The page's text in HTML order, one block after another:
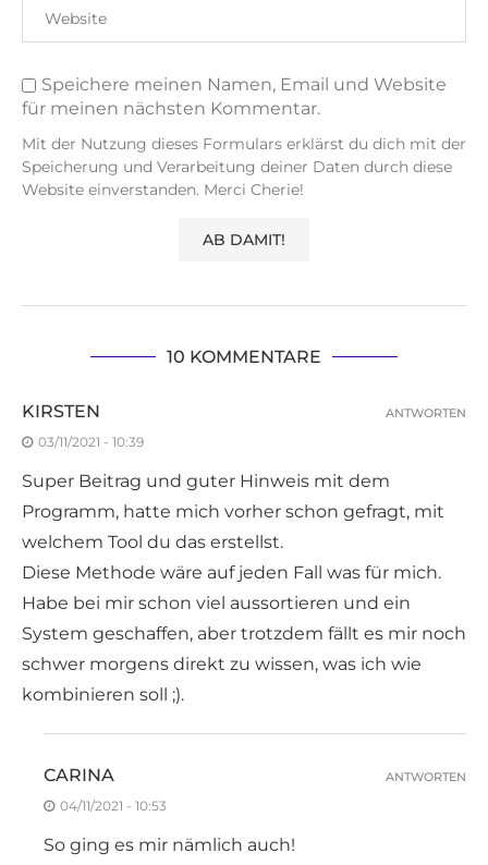
Speichere meinen Namen, Email und Website
für meinen nächsten Kommentar.
Mit der Nutzung dieses Formulars erklärst du dich mit der
Speicherung und Verarbeitung deiner Daten durch diese
Website einverstanden. Merci Cherie!
10 KOMMENTARE
KIRSTEN
03/11/2021 - 10:39
Super Beitrag und guter Hinweis mit dem
Programm, hatte mich vorher schon gefragt, mit
welchem Tool du das erstellst.
Diese Methode wäre auf jeden Fall was für mich.
Habe bei mir schon viel aussortieren und ein
System geschaffen, aber trotzdem fällt es mir noch
schwer morgens direkt zu wissen, was ich wie
kombinieren soll ;).
ANTWORTEN
CARINA
04/11/2021 - 10:53
So ging es mir nämlich auch!
ANTWORTEN